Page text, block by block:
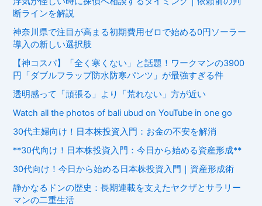
断ラインを解説
神奈川県で注目が高まる初期費用ゼロで始める0円ソーラー
導入の新しい選択肢
【神コスパ】「全く寒くない」と話題！ワークマンの3900
円「ダブルフラップ防水防寒パンツ」が最強すぎる件
透明感って「頑張る」より「荒れない」方が近い
Watch all the photos of bali ubud on YouTube in one go
30代主婦向け！日本株投資入門：お金の不安を解消
**30代向け！日本株投資入門：今日から始める資産形成**
30代向け！今日から始める日本株投資入門｜資産形成術
静かなるドンの歴史：長期連載を支えたヤクザとサラリー
マンの二重生活